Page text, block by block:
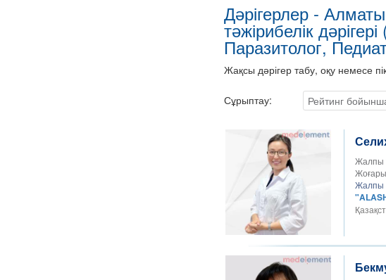
Дәрігерлер -
тәжірибелік
Паразитолог,
Жақсы дәрігер табу, оқу немесе
Сұрыптау: Рейтинг
Жалпы
Жоғары
Жалпы